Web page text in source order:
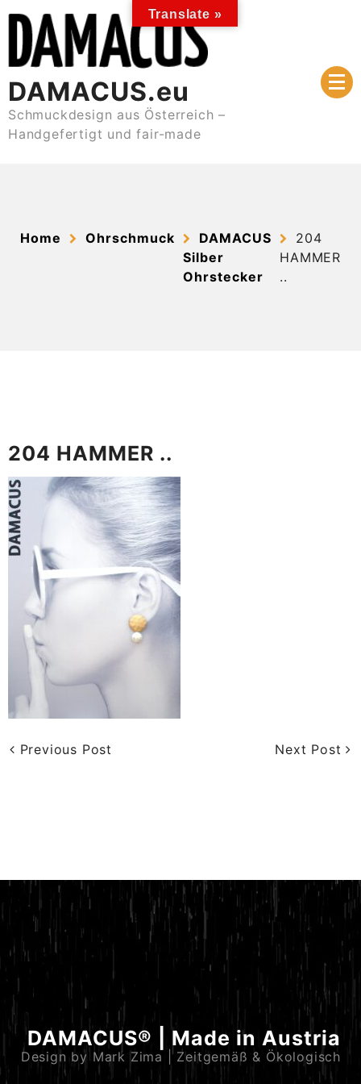
content
DAMACUS.eu
Schmuckdesign aus Österreich –
Handgefertigt und fair-made
Home Ohrschmuck
DAMACUS
Silber
Ohrstecker
204
HAMMER
..
204 HAMMER ..
Previous Post Next Post
DAMACUS® | Made in Austria
Design by Mark Zima | Zeitgemäß & Ökologisch
Translate »